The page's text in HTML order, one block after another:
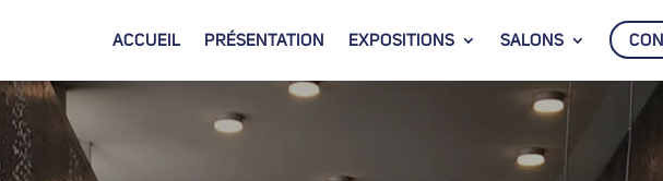
ACCUEIL PRÉSENTATION EXPOSITIONS SALONS